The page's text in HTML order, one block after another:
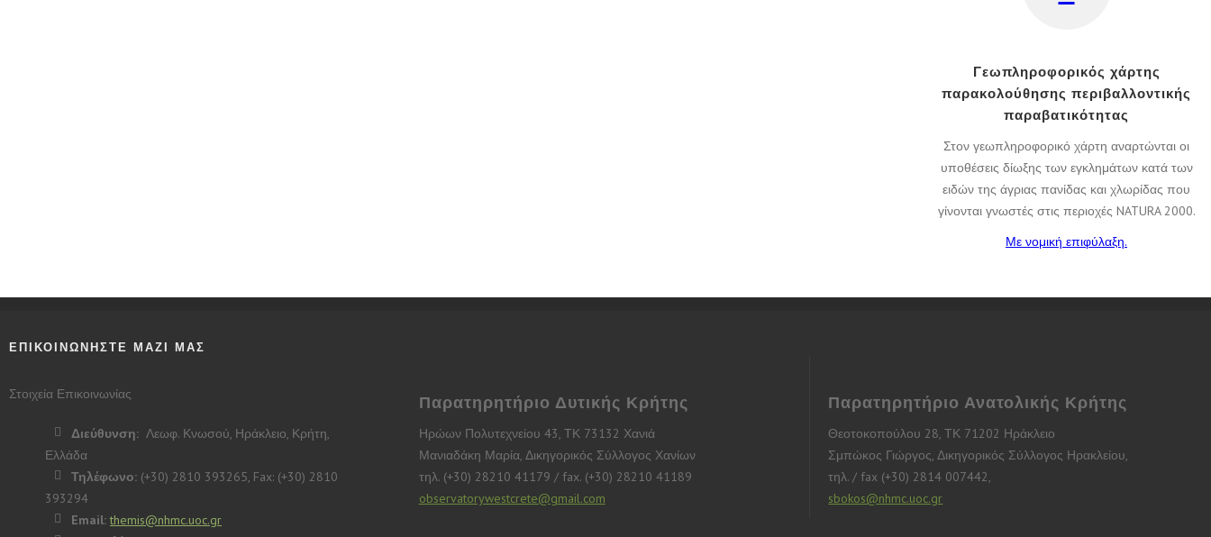
Γεωπληροφορικός χάρτης
παρακολούθησης περιβαλλοντικής
παραβατικότητας
Στον γεωπληροφορικό χάρτη αναρτώνται οι
υποθέσεις δίωξης των εγκλημάτων κατά των
ειδών της άγριας πανίδας και χλωρίδας που
γίνονται γνωστές στις περιοχές NATURA 2000.
Με νομική επιφύλαξη.
ΕΠΙΚΟΙΝΩΝΗΣΤΕ ΜΑΖΙ ΜΑΣ
Στοιχεία Επικοινωνίας
Διεύθυνση: Λεωφ. Κνωσού, Ηράκλειο, Κρήτη,
Ελλάδα
Τηλέφωνο: (+30) 2810 393265, Fax: (+30) 2810
393294
Email: themis@nhmc.uoc.gr
Παρατηρητήριο Δυτικής Κρήτης
Ηρώων Πολυτεχνείου 43, ΤΚ 73132 Χανιά
Μανιαδάκη Μαρία, Δικηγορικός Σύλλογος Χανίων
τηλ. (+30) 28210 41179 / fax. (+30) 28210 41189
observatorywestcrete@gmail.com
Παρατηρητήριο Ανατολικής Κρήτης
Θεοτοκοπούλου 28, ΤΚ 71202 Ηράκλειο
Σμπώκος Γιώργος, Δικηγορικός Σύλλογος Ηρακλείου,
τηλ. / fax (+30) 2814 007442,
sbokos@nhmc.uoc.gr